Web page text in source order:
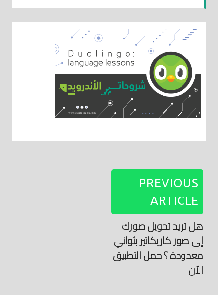
PREVIOUS
ARTICLE
هل تريد تحويل صورك
إلى صور كاريكاتير بثواني
معدودة ؟ حمل التطبيق
الآن